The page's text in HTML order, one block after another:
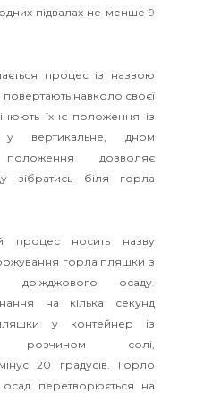
підвалах не менше 9
процес із назвою
навколо своєї
їхнє положення із
у вертикальне, дном
дозволяє
зібратись біля горла
процес носить назву
горла пляшки з
дріжджового осаду.
на кілька секунд
у контейнер із
розчином солі,
20 градусів. Горло
перетворюється на